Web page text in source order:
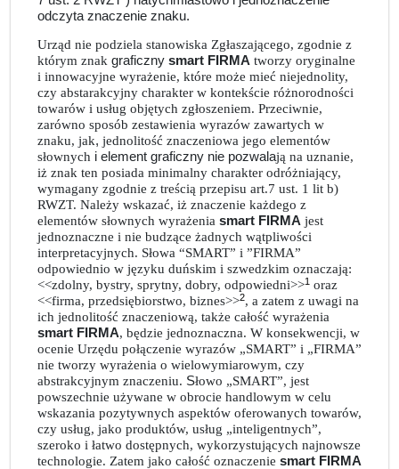
odczyta znaczenie znaku.
Urząd nie podziela stanowiska Zgłaszającego, zgodnie z
którym znak graficzny smart FIRMA tworzy oryginalne
i innowacyjne wyrażenie, które może mieć niejednolity,
czy abstarakcyjny charakter w kontekście różnorodności
towarów i usług objętych zgłoszeniem. Przeciwnie,
zarówno sposób zestawienia wyrazów zawartych w
znaku, jak, jednolitość znaczeniowa jego elementów
słownych i element graficzny nie pozwalają na uznanie,
iż znak ten posiada minimalny charakter odróżniający,
wymagany zgodnie z treścią przepisu art.7 ust. 1 lit b)
RWZT. Należy wskazać, iż znaczenie każdego z
elementów słownych wyrażenia smart FIRMA jest
jednoznaczne i nie budzące żadnych wątpliwości
interpretacyjnych. Słowa “SMART” i ”FIRMA”
odpowiednio w języku duńskim i szwedzkim oznaczają:
<<zdolny, bystry, sprytny, dobry, odpowiedni>>1 oraz
<<firma, przedsiębiorstwo, biznes>>2, a zatem z uwagi na
ich jednolitość znaczeniową, także całość wyrażenia
smart FIRMA, będzie jednoznaczna. W konsekwencji, w
ocenie Urzędu połączenie wyrazów „SMART” i „FIRMA”
nie tworzy wyrażenia o wielowymiarowym, czy
abstrakcyjnym znaczeniu. Słowo „SMART”, jest
powszechnie używane w obrocie handlowym w celu
wskazania pozytywnych aspektów oferowanych towarów,
czy usług, jako produktów, usług „inteligentnych”,
szeroko i łatwo dostępnych, wykorzystujących najnowsze
technologie. Zatem jako całość oznaczenie smart FIRMA